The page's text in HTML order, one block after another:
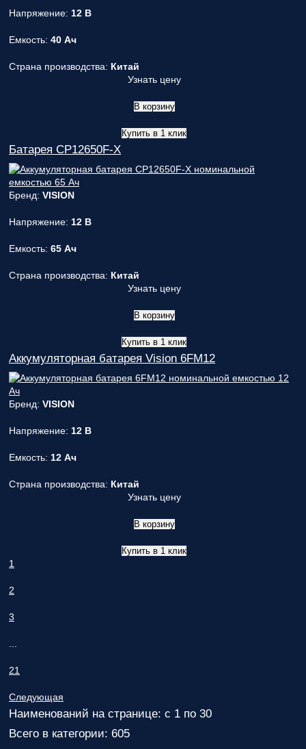
Напряжение: 12 В
Емкость: 40 Ач
Страна производства: Китай
Узнать цену
В корзину
Купить в 1 клик
Батарея CP12650F-X
Бренд: VISION
Напряжение: 12 В
Емкость: 65 Ач
Страна производства: Китай
Узнать цену
В корзину
Купить в 1 клик
Аккумуляторная батарея Vision 6FM12
Бренд: VISION
Напряжение: 12 В
Емкость: 12 Ач
Страна производства: Китай
Узнать цену
В корзину
Купить в 1 клик
1
2
3
21
Следующая
Наименований на странице: с 1 по 30
Всего в категории: 605